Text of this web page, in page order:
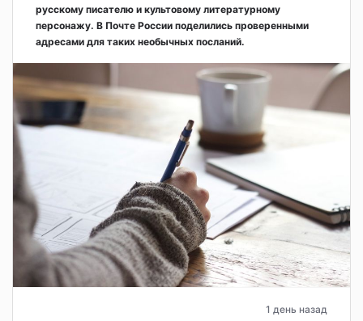
русскому писателю и культовому литературному
персонажу. В Почте России поделились проверенными
адресами для таких необычных посланий.
1 день назад